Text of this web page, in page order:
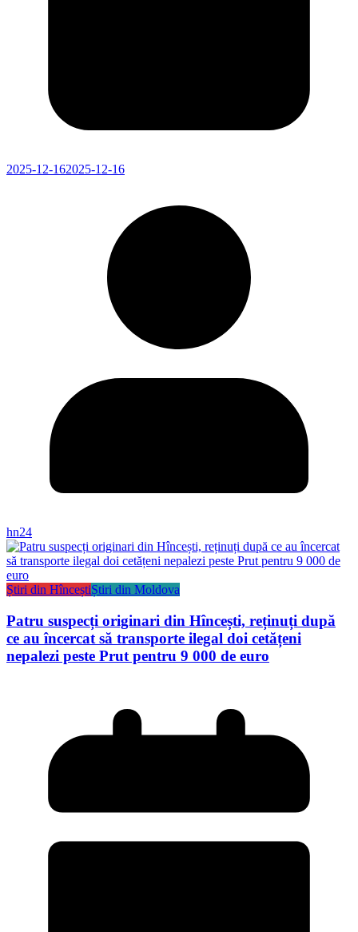
2025-12-162025-12-16
hn24
Știri din HînceștiȘtiri din Moldova
Patru suspecți originari din Hîncești, reținuți după
ce au încercat să transporte ilegal doi cetățeni
nepalezi peste Prut pentru 9 000 de euro